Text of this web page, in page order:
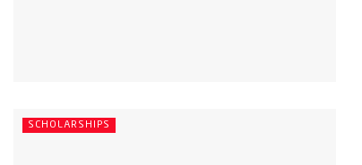
SCHOLARSHIPS